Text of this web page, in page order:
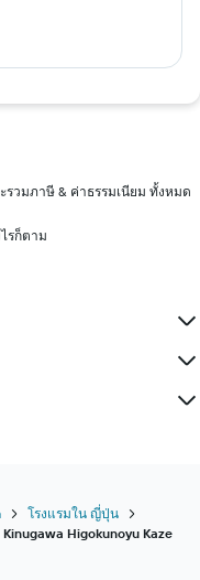
รวมภาษี & ค่าธรรมเนียม ทั้งหมด
รก็ตาม
โรงแรมใน ญี่ปุ่น
Kinugawa Higokunoyu Kaze